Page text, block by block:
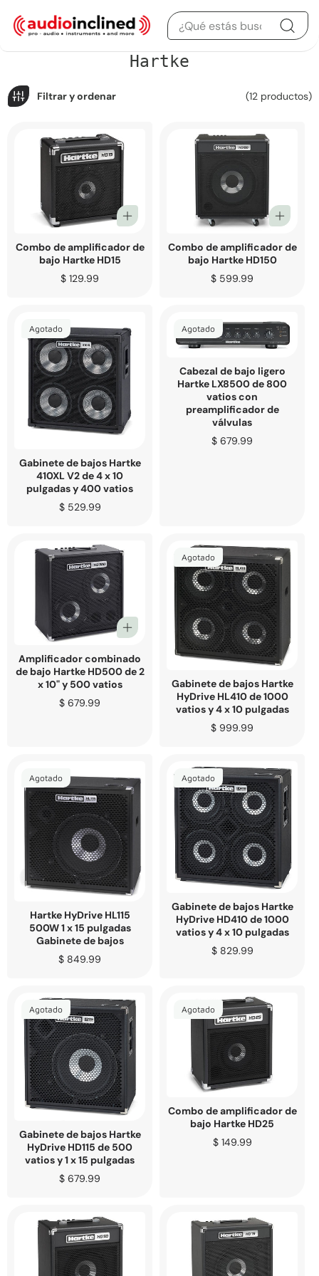
Saltar al contenido
C
oHartke
Filtrar y ordenar (12 productos)
Combo de amplificador de
bajo Hartke HD15
Precio
$ 129.99
Combo de amplificador de
bajo Hartke HD150
Precio
$ 599.99
Agotado
Gabinete de bajos Hartke
410XL V2 de 4 x 10
pulgadas y 400 vatios
Precio
$ 529.99
Agotado
Cabezal de bajo ligero
Hartke LX8500 de 800
vatios con
preamplificador de
válvulas
Precio
$ 679.99
Amplificador combinado
de bajo Hartke HD500 de 2
x 10" y 500 vatios
Precio
$ 679.99
Agotado
Gabinete de bajos Hartke
HyDrive HL410 de 1000
vatios y 4 x 10 pulgadas
Precio
$ 999.99
Agotado
Hartke HyDrive HL115
500W 1 x 15 pulgadas
Gabinete de bajos
Precio
$ 849.99
Agotado
Gabinete de bajos Hartke
HyDrive HD410 de 1000
vatios y 4 x 10 pulgadas
Precio
$ 829.99
Agotado
Gabinete de bajos Hartke
HyDrive HD115 de 500
vatios y 1 x 15 pulgadas
Precio
$ 679.99
Agotado
Combo de amplificador de
bajo Hartke HD25
Precio
$ 149.99